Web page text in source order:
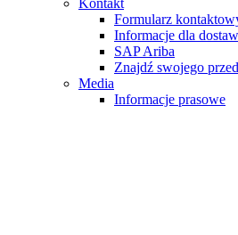
Kontakt
Formularz
Informacje dla
SAP Ariba
Znajdź swojego
Media
Informacje prasowe